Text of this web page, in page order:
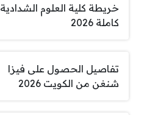
خريطة كلية العلوم الشدادية
كاملة 2026
تفاصيل الحصول على فيزا
شنغن من الكويت 2026